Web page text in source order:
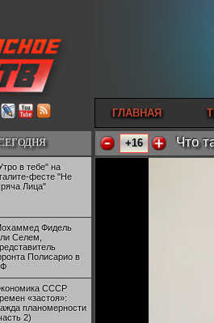
ГЛАВНАЯ
в тебе" на
фесте "Не
Лица"
Фидель
Селем,
Полисарио в
СССР
«застоя»:
планомерности
2)
+16 Что